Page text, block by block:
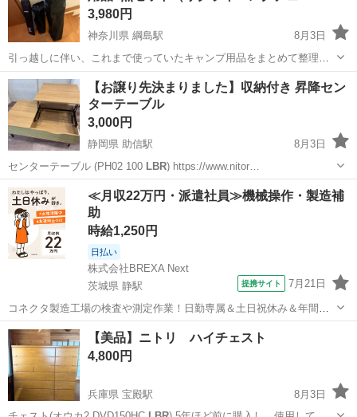
3,980円
神奈川県 綱島駅
8月3日
引っ越しに伴い、これまで使っていたキャンプ用品をまとめて整理す
ることにしました。 4点セットで出品いたします！ 【お渡し場所・条
件】 ・横浜市港北区綱島西まで引き取りに来ていただける方限定 【セ
ット内容】 1. リクライ...
神奈川 横浜市 綱島駅 その他 タープ
【お譲り先決まりました】収納付き 昇降セン
ターテーブル
3,000円
静岡県 助信駅
8月3日
センターテーブル (PH02 100 LBR) https://www.nitor…
静岡 浜松市 助信駅 テーブル
≪月収22万円・派遣社員≫機械操作・製造補
助
時給1,250円
日払い
株式会社BREXA Next
茨城県 静駅
提携サイト 7月21日
コネクタ製造工場の検査や測定作業！日勤専属＆土日祝休み＆年間休
日128日★クリーンルーム内作業★マイカー通勤OK＆無料駐車場あり
★就業先食堂利用可！日払い制度あり！《茨城県常陸大宮市》 人気の
工場のお仕事 ◇コネクタ製造工...
茨城 常陸大宮市 静駅 その他
【美品】ニトリ ハイチェスト
4,800円
兵庫県 宝殿駅
8月3日